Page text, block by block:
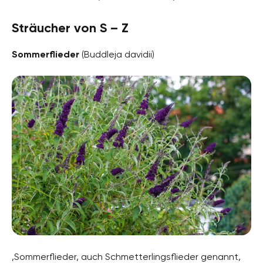
Sträucher von S – Z
Sommerflieder (Buddleja davidii)
,Sommerflieder, auch Schmetterlingsflieder genannt,